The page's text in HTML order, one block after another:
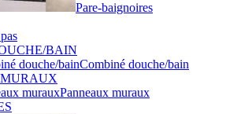
Pare-baignoires
BAIN
Combiné douche/bain
Panneaux muraux